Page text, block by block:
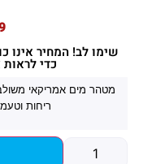
שימו לב! המחיר אינו
כדי
מטהר מים אמריקאי
ריחות